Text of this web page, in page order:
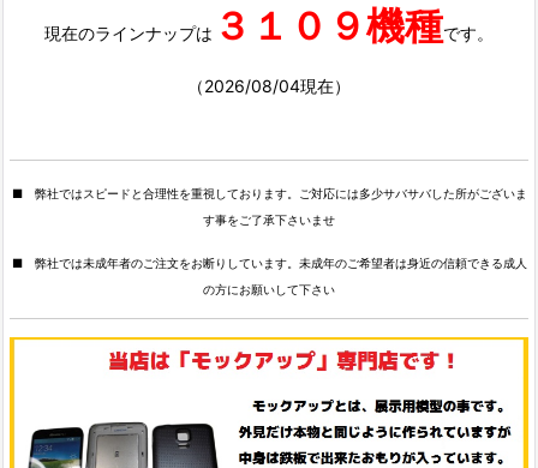
現在のラインナップは ３１０９機種です。
（2026/08/04現在）
■ 弊社ではスピードと合理性を重視しております。ご対応には多少サバサバした所がございま
す事をご了承下さいませ
■ 弊社では未成年者のご注文をお断りしています。未成年のご希望者は身近の信頼できる成人
の方にお願いして下さい